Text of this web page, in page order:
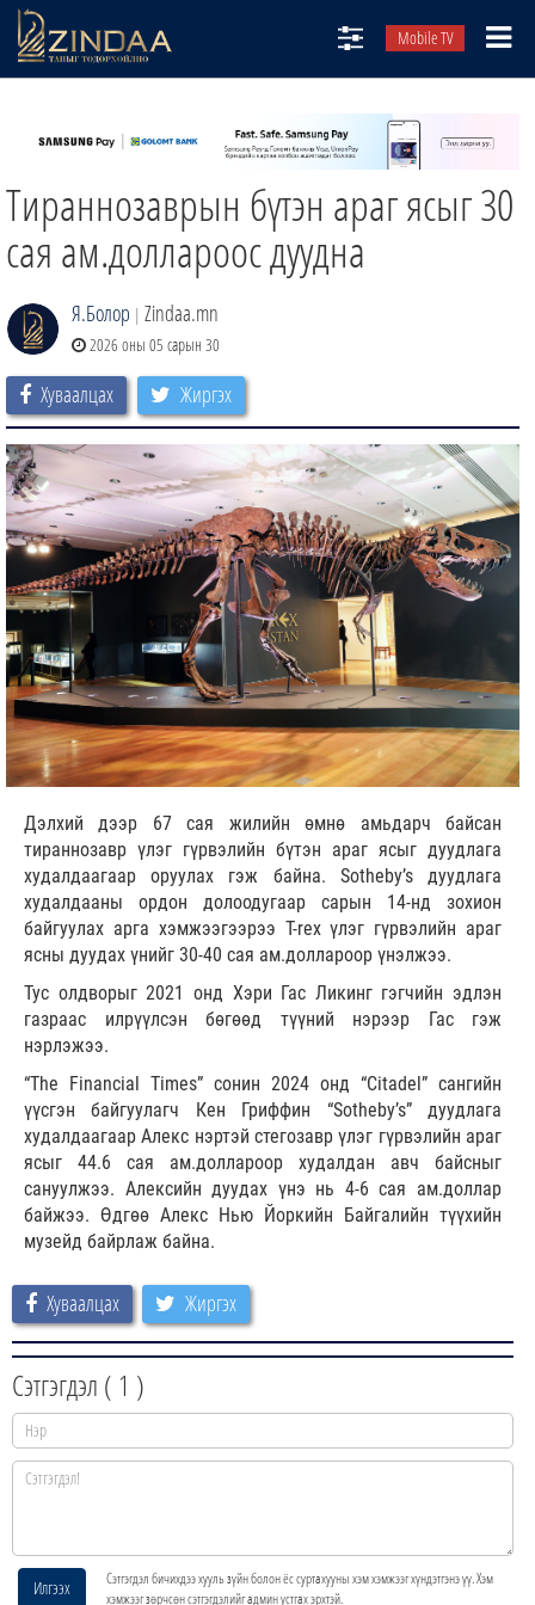
Mobile TV
ТВ8
ӨГЛӨӨНИЙ СОНИН
АУДИО ЗОХИОЛ
ЗИНДАА СЭТГҮҮЛ
Тираннозаврын бүтэн араг ясыг 30
сая ам.доллароос дуудна
Я.Болор | Zindaa.mn
2026 оны 05 сарын 30
Хуваалцах Жиргэх
Дэлхий дээр 67 сая жилийн өмнө амьдарч байсан
тираннозавр үлэг гүрвэлийн бүтэн араг ясыг дуудлага
худалдаагаар оруулах гэж байна. Sotheby’s дуудлага
худалдааны ордон долоодугаар сарын 14-нд зохион
байгуулах арга хэмжээгээрээ T-rex үлэг гүрвэлийн араг
ясны дуудах үнийг 30-40 сая ам.доллароор үнэлжээ.
Тус олдворыг 2021 онд Хэри Гас Ликинг гэгчийн эдлэн
газраас илрүүлсэн бөгөөд түүний нэрээр Гас гэж
нэрлэжээ.
“The Financial Times” сонин 2024 онд “Citadel” сангийн
үүсгэн байгуулагч Кен Гриффин “Sotheby’s” дуудлага
худалдаагаар Алекс нэртэй стегозавр үлэг гүрвэлийн араг
ясыг 44.6 сая ам.доллароор худалдан авч байсныг
сануулжээ. Алексийн дуудах үнэ нь 4-6 сая ам.доллар
байжээ. Өдгөө Алекс Нью Йоркийн Байгалийн түүхийн
музейд байрлаж байна.
Хуваалцах Жиргэх
Сэтгэгдэл ( 1 )
Илгээх
Сэтгэгдэл бичихдээ хууль зүйн болон ёс суртахууны хэм хэмжээг хүндэтгэнэ үү. Хэм
хэмжээг зөрчсөн сэтгэгдэлийг админ устгах эрхтэй.